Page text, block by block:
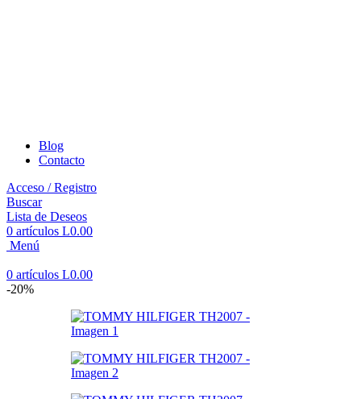
Blog
Contacto
Acceso / Registro
Buscar
Lista de Deseos
0 artículos L0.00
Menú
0 artículos L0.00
-20%